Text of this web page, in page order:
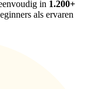
in 1.200+
als ervaren